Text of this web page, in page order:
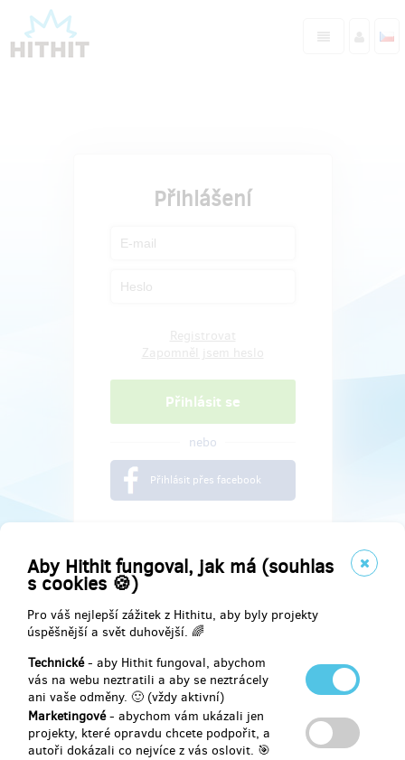
Aby Hithit fungoval, jak má (souhlas
s cookies 🍪)
Pro váš nejlepší zážitek z Hithitu, aby byly projekty
úspěšnější a svět duhovější. 🌈
Technické- aby Hithit fungoval, abychom
vás na webu neztratili a aby se neztrácely
ani vaše odměny. 🙂 (vždy aktivní)
Marketingové- abychom vám ukázali jen
projekty, které opravdu chcete podpořit, a
autoři dokázali co nejvíce z vás oslovit. 🎯
Přihlášení
nebo
Přihlásit přes facebook
Najdete nás na